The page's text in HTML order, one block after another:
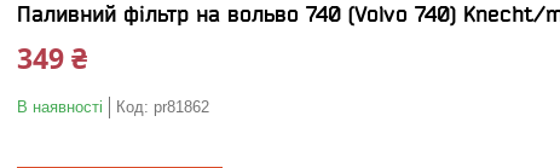
Паливний фільтр на вольво 740 (Volvo 740) Knecht/
349 ₴
В наявності Код: pr81862